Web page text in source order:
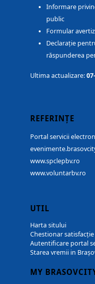
Informare
public
Formular
Declarație
răspunderea
Ultima actualizare:
REFERINȚE
Portal servicii
www.spclepbv.ro
www.voluntarbv.ro
UTIL
Harta sitului
Chestionar satisfacție
Autentificare portal
Starea vremii in
MY